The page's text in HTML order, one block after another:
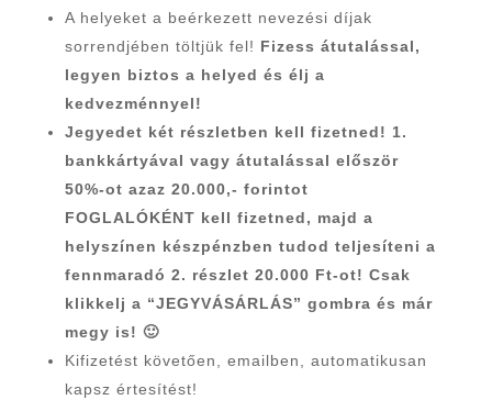
A helyeket a beérkezett nevezési díjak
sorrendjében töltjük fel! Fizess átutalással,
legyen biztos a helyed és élj a
kedvezménnyel!
Jegyedet két részletben kell fizetned! 1.
bankkártyával vagy átutalással először
50%-ot azaz 20.000,- forintot
FOGLALÓKÉNT kell fizetned, majd a
helyszínen készpénzben tudod teljesíteni a
fennmaradó 2. részlet 20.000 Ft-ot! Csak
klikkelj a “JEGYVÁSÁRLÁS” gombra és már
megy is! 🙂
Kifizetést követően, emailben, automatikusan
kapsz értesítést!